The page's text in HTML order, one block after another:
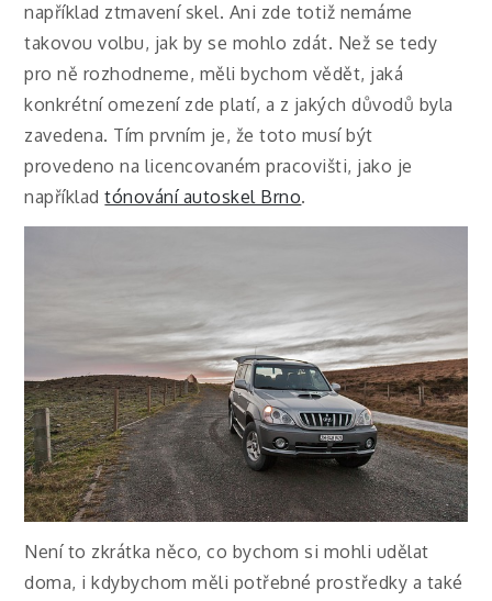
například ztmavení skel. Ani zde totiž nemáme
takovou volbu, jak by se mohlo zdát. Než se tedy
pro ně rozhodneme, měli bychom vědět, jaká
konkrétní omezení zde platí, a z jakých důvodů byla
zavedena. Tím prvním je, že toto musí být
provedeno na licencovaném pracovišti, jako je
napříkladtónování autoskel Brno.
Není to zkrátka něco, co bychom si mohli udělat
doma, i kdybychom měli potřebné prostředky a také